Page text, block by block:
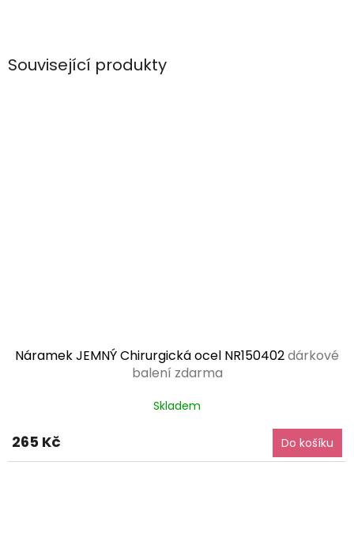
Související produkty
Náramek JEMNÝ Chirurgická ocel NR150402dárkové
balení zdarma
Skladem
265 Kč Do košíku